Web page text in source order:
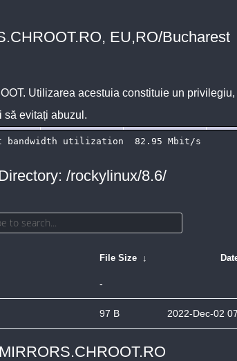
EU,RO/Bucharest
. Utilizarea acestuia constituie un
să evitați abuzul.
/rockylinux/8.6/
File Size ↓
-
97 B 2022-Dec-02
MIRRORS.CHROOT.RO